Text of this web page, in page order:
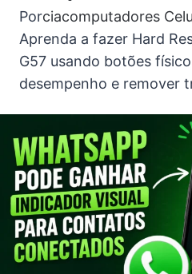
Porciacomputadores
Aprenda a fazer Hard
G57 usando botões
desempenho e remover